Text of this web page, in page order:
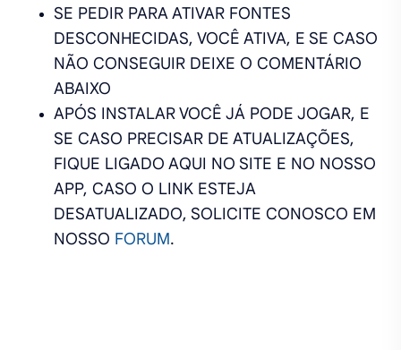
SE PEDIR PARA ATIVAR FONTES
DESCONHECIDAS, VOCÊ ATIVA, E SE CASO
NÃO CONSEGUIR DEIXE O COMENTÁRIO
ABAIXO
APÓS INSTALAR VOCÊ JÁ PODE JOGAR, E
SE CASO PRECISAR DE ATUALIZAÇÕES,
FIQUE LIGADO AQUI NO SITE E NO NOSSO
APP, CASO O LINK ESTEJA
DESATUALIZADO, SOLICITE CONOSCO EM
NOSSO FORUM.